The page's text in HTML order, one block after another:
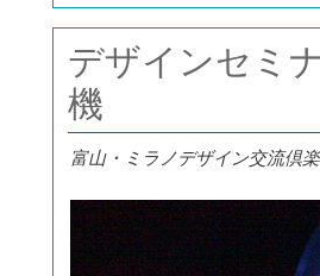
デザインセミ
機
富山・ミラノデザイン交流倶